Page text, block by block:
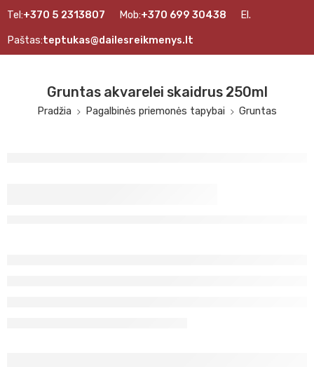
Tel:+370 5 2313807 Mob:+370 699 30438 El.
Paštas:teptukas@dailesreikmenys.lt
Gruntas akvarelei skaidrus 250ml
Pradžia Pagalbinės priemonės tapybai Gruntas